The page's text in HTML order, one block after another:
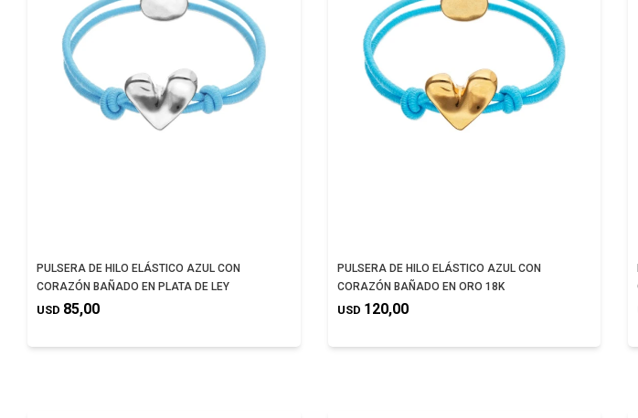
PULSERA DE HILO ELÁSTICO AZUL CON
CORAZÓN BAÑADO EN PLATA DE LEY
USD 85,00
PULSERA DE HILO ELÁSTICO AZUL CON
CORAZÓN BAÑADO EN ORO 18K
USD 120,00